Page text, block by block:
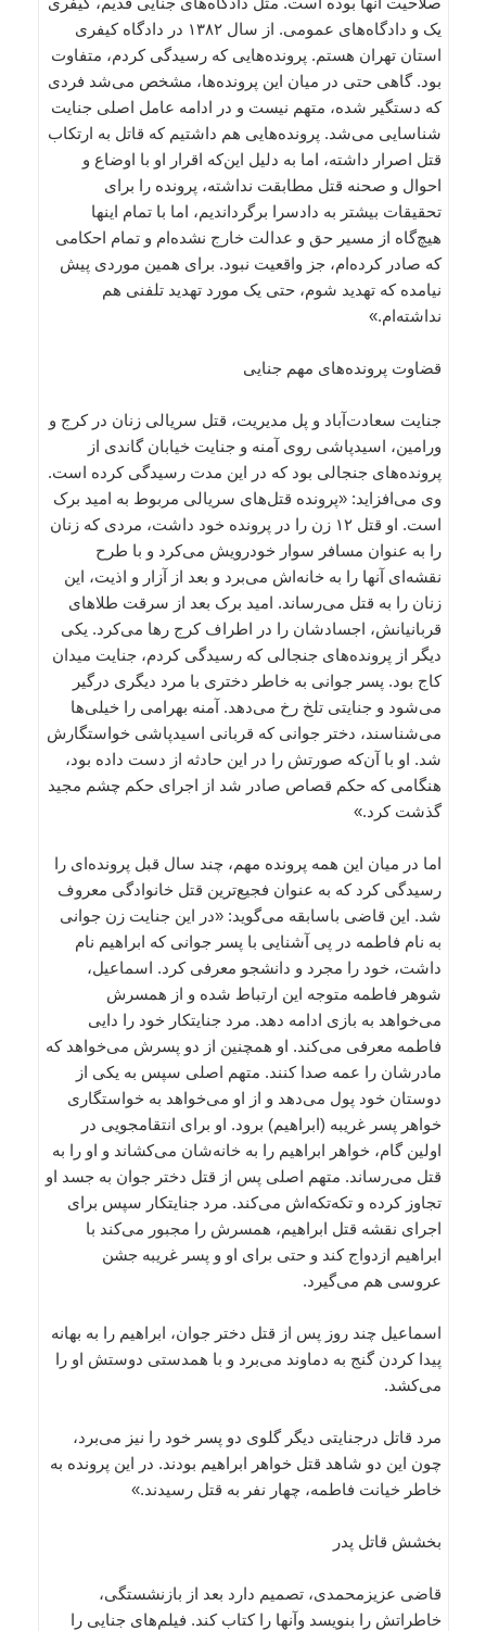
یک و دادگاه‌های عمومی. از سال ۱۳۸۲ در دادگاه کیفری
استان تهران هستم. پرونده‌هایی که رسیدگی کردم، متفاوت
بود. گاهی حتی در میان این پرونده‌ها، مشخص می‌شد فردی
که دستگیر شده، متهم نیست و در ادامه عامل اصلی جنایت
شناسایی می‌شد. پرونده‌هایی هم داشتیم که قاتل به ارتکاب
قتل اصرار داشته، اما به دلیل این‌که اقرار او با اوضاع و
احوال و صحنه قتل مطابقت نداشته، پرونده را برای
تحقیقات بیشتر به دادسرا برگرداندیم، اما با تمام اینها
هیچ‌گاه از مسیر حق و عدالت خارج نشده‌ام و تمام احکامی
که صادر کرده‌ام، جز واقعیت نبود. برای همین موردی پیش
نیامده که تهدید شوم، حتی یک مورد تهدید تلفنی هم
نداشته‌ام.»
قضاوت پرونده‌های مهم جنایی
جنایت سعادت‌آباد و پل مدیریت، قتل سریالی زنان در کرج و
ورامین، اسیدپاشی روی آمنه و جنایت خیابان گاندی از
پرونده‌های جنجالی بود که در این مدت رسیدگی کرده است.
وی می‌افزاید: «پرونده قتل‌های سریالی مربوط به امید برک
است. او قتل ۱۲ زن را در پرونده خود داشت، مردی که زنان
را به عنوان مسافر سوار خودرویش می‌کرد و با طرح
نقشه‌ای آنها را به خانه‌اش می‌برد و بعد از آزار و اذیت، این
زنان را به قتل می‌رساند. امید برک بعد از سرقت طلاهای
قربانیانش، اجسادشان را در اطراف کرج‌‌ رها می‌کرد. یکی
دیگر از پرونده‌های جنجالی که رسیدگی کردم، جنایت میدان
کاج بود. پسر جوانی به خاطر دختری با مرد دیگری درگیر
می‌شود و جنایتی تلخ رخ می‌دهد. آمنه بهرامی را خیلی‌ها
می‌شناسند، دختر جوانی که قربانی اسیدپاشی خواستگارش
شد. او با آن‌که صورتش را در این حادثه از دست داده بود،
هنگامی که حکم قصاص صادر شد از اجرای حکم چشم مجید
گذشت کرد.»
اما در میان این همه پرونده مهم، چند سال قبل پرونده‌ای را
رسیدگی کرد که به عنوان فجیع‌ترین قتل خانوادگی معروف
شد. این قاضی باسابقه می‌گوید: «در این جنایت زن جوانی
به نام فاطمه در پی آشنایی با پسر جوانی که ابراهیم نام
داشت، خود را مجرد و دانشجو معرفی کرد. اسماعیل،
شوهر فاطمه متوجه این ارتباط شده و از همسرش
می‌خواهد به بازی ادامه دهد. مرد جنایتکار خود را دایی
فاطمه معرفی می‌کند. او همچنین از دو پسرش می‌خواهد که
مادرشان را عمه صدا کنند. متهم اصلی سپس به یکی از
دوستان خود پول می‌دهد و از او می‌خواهد به خواستگاری
خواهر پسر غریبه (ابراهیم) برود. او برای انتقامجویی در
اولین گام، خواهر ابراهیم را به خانه‌شان می‌کشاند و او را به
قتل می‌رساند. متهم اصلی پس از قتل دختر جوان به جسد او
تجاوز کرده و تکه‌تکه‌اش می‌کند. مرد جنایتکار سپس برای
اجرای نقشه قتل ابراهیم، همسرش را مجبور می‌کند با
ابراهیم ازدواج کند و حتی برای او و پسر غریبه جشن
عروسی هم می‌گیرد.
اسماعیل چند روز پس از قتل دختر جوان، ابراهیم را به بهانه
پیدا کردن گنج به دماوند می‌برد و با همدستی دوستش او را
می‌کشد.
مرد قاتل درجنایتی دیگر گلوی دو پسر خود را نیز می‌برد،
چون این دو شاهد قتل خواهر ابراهیم بودند. در این پرونده به
خاطر خیانت فاطمه، چهار نفر به قتل رسیدند.»
بخشش قاتل پدر
قاضی عزیزمحمدی، تصمیم دارد بعد از بازنشستگی،
خاطراتش را بنویسد وآنها را کتاب کند. فیلم‌های جنایی را